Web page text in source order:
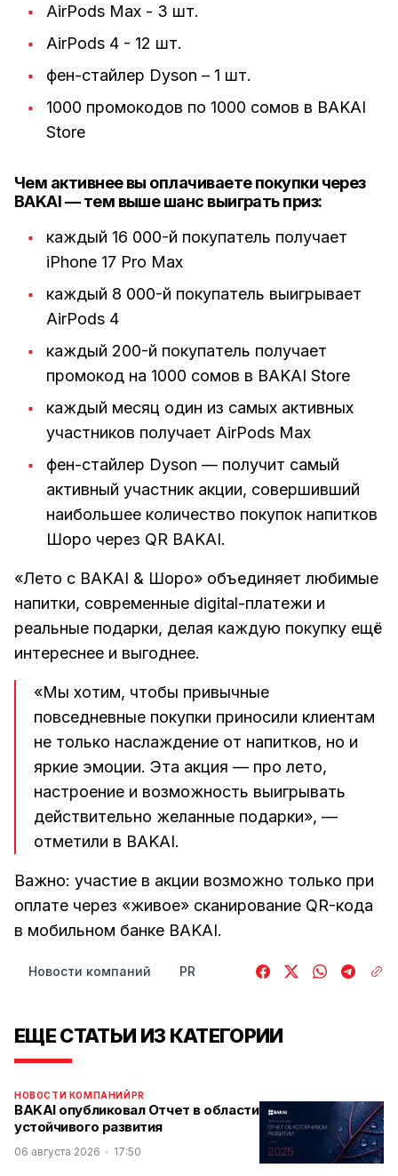
AirPods Max - 3 шт.
AirPods 4 - 12 шт.
фен-стайлер Dyson – 1 шт.
1000 промокодов по 1000 сомов в BAKAI
Store
Чем активнее вы оплачиваете покупки через
BAKAI — тем выше шанс выиграть приз:
каждый 16 000-й покупатель получает
iPhone 17 Pro Max
каждый 8 000-й покупатель выигрывает
AirPods 4
каждый 200-й покупатель получает
промокод на 1000 сомов в BAKAI Store
каждый месяц один из самых активных
участников получает AirPods Max
фен-стайлер Dyson — получит самый
активный участник акции, совершивший
наибольшее количество покупок напитков
Шоро через QR BAKAI.
«Лето с BAKAI & Шоро» объединяет любимые
напитки, современные digital-платежи и
реальные подарки, делая каждую покупку ещё
интереснее и выгоднее.
«Мы хотим, чтобы привычные
повседневные покупки приносили клиентам
не только наслаждение от напитков, но и
яркие эмоции. Эта акция — про лето,
настроение и возможность выигрывать
действительно желанные подарки», —
отметили в BAKAI.
Важно: участие в акции возможно только при
оплате через «живое» сканирование QR-кода
в мобильном банке BAKAI.
Новости компаний PR
ЕЩЕ СТАТЬИ ИЗ КАТЕГОРИИ
НОВОСТИ КОМПАНИЙPR
BAKAI опубликовал Отчет в области
устойчивого развития
06 августа 2026 17:50